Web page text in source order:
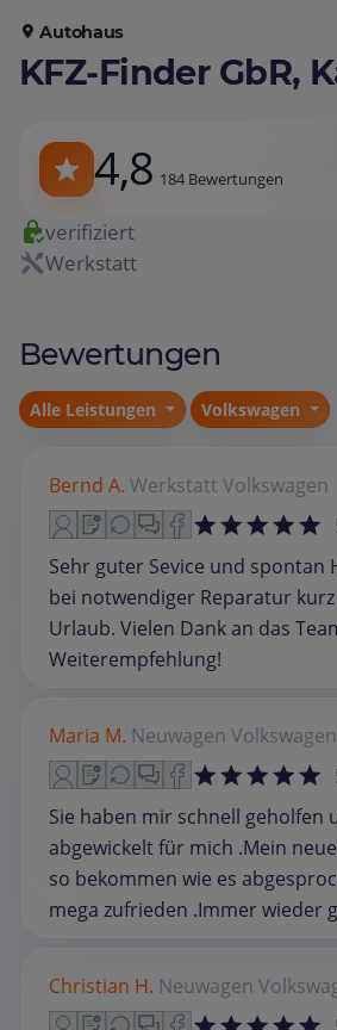
Autohaus
KFZ-Finder GbR,
4,8 184 Bewertungen
verifiziert
Werkstatt
Bewertungen
Alle Leistungen Volkswagen
Bernd A. Werkstatt Volkswagen
Sehr guter Sevice und spontan
bei notwendiger Reparatur
Urlaub. Vielen Dank an das
Weiterempfehlung!
Maria M. Neuwagen Volkswagen
Sie haben mir schnell geholfen
abgewickelt für mich .Mein
so bekommen wie es
mega zufrieden .Immer wieder
Christian H. Neuwagen